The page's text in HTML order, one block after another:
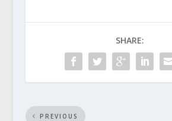
SHARE:
PREVIOUS